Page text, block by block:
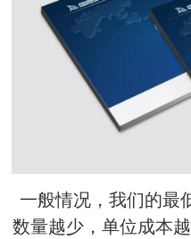
一般情况，我们的最
数量越少，单位成本